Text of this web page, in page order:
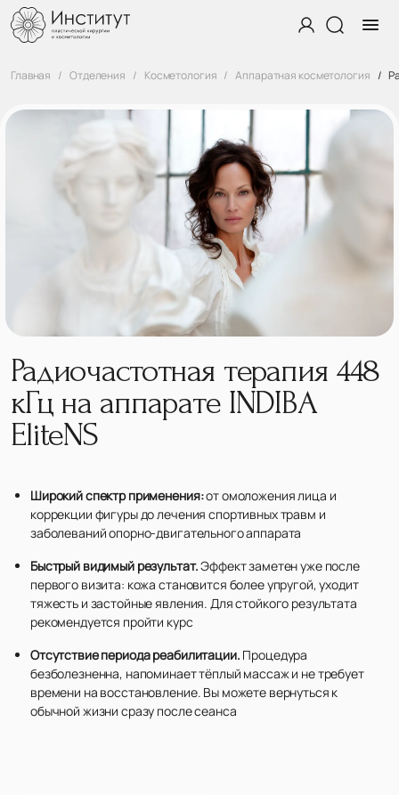
Главная Отделения Косметология Аппаратная косметология
Радиочастотная терапия 448
кГц на аппарате INDIBA
EliteNS
Широкий спектр применения:от омоложения лица и
коррекции фигуры до лечения спортивных травм и
заболеваний опорно-двигательного аппарата
Быстрый видимый результат.Эффект заметен уже после
первого визита: кожа становится более упругой, уходит
тяжесть и застойные явления. Для стойкого результата
рекомендуется пройти курс
Отсутствие периода реабилитации. Процедура
безболезненна, напоминает тёплый массаж и не требует
времени на восстановление. Вы можете вернуться к
обычной жизни сразу после сеанса